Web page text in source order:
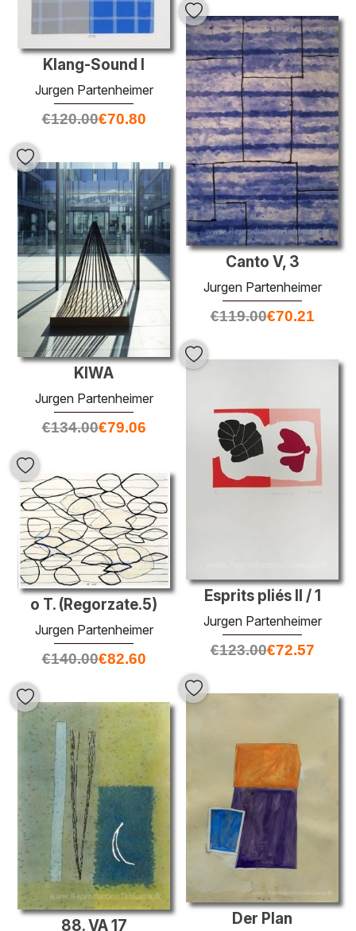
Klang-Sound I
Jurgen Partenheimer
€120.00€70.80
Canto V, 3
Jurgen Partenheimer
€119.00€70.21
KIWA
Jurgen Partenheimer
€134.00€79.06
Esprits pliés II / 1
Jurgen Partenheimer
€123.00€72.57
o T. (Regorzate.5)
Jurgen Partenheimer
€140.00€82.60
Der Plan
88. VA 17